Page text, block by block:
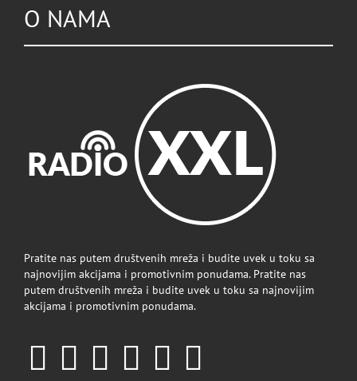
O NAMA
Pratite nas putem društvenih mreža i budite uvek u toku sa
najnovijim akcijama i promotivnim ponudama. Pratite nas
putem društvenih mreža i budite uvek u toku sa najnovijim
akcijama i promotivnim ponudama.